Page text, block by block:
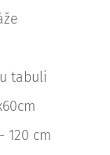
tabuli
120 cm